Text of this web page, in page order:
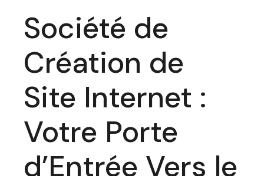
Société de
Création de
Site Internet :
Votre Porte
d’Entrée Vers le